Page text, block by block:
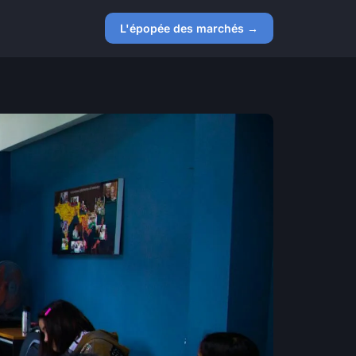
L'épopée des marchés →